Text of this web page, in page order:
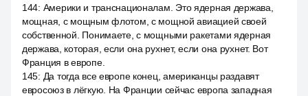
144: Америки и транснационалам. Это ядерная держава,
мощная, с мощным флотом, с мощной авиацией своей
собственной. Понимаете, с мощными ракетами ядерная
держава, которая, если она рухнет, если она рухнет. Вот
Франция в европе.
145: Да тогда все европе конец, американцы раздавят
евросоюз в лёгкую. На Франции сейчас европа западная